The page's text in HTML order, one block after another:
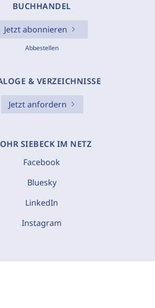
BUCHHANDEL
Jetzt abonnieren
Abbestellen
& VERZEICHNISSE
Jetzt anfordern
SIEBECK IM NETZ
Facebook
Bluesky
LinkedIn
Instagram